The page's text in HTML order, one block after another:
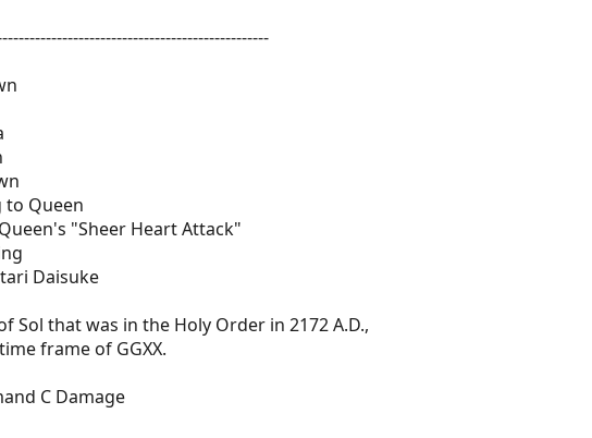
to Queen
"Sheer Heart Attack"
Daisuke
Sol that was in the Holy Order in 2172 A.D.,
frame of GGXX.
C Damage